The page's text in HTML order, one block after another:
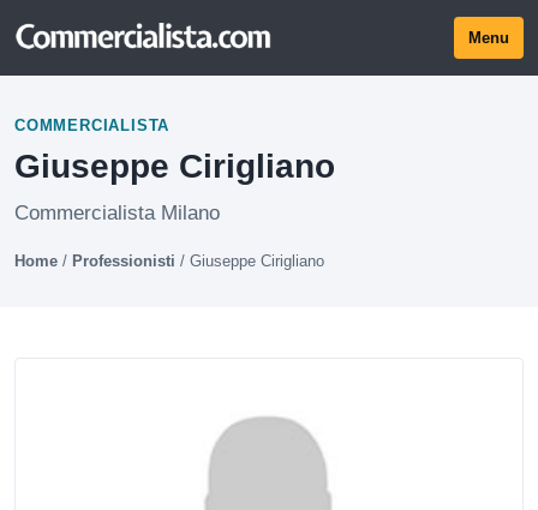
Menu
COMMERCIALISTA
Giuseppe Cirigliano
Commercialista Milano
Home / Professionisti / Giuseppe Cirigliano